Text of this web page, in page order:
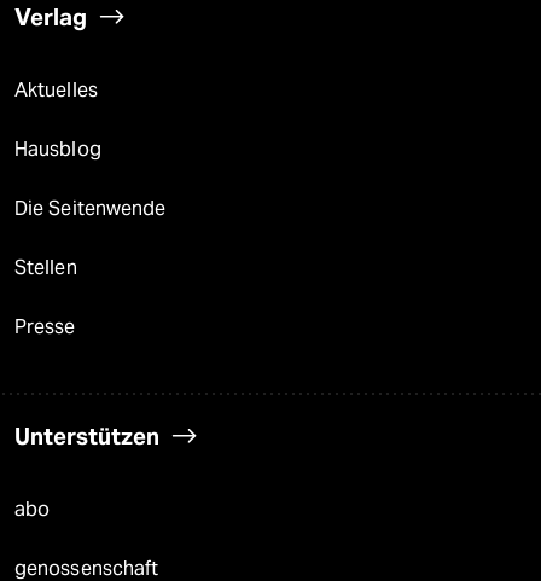
Verlag
Aktuelles
Hausblog
Die Seitenwende
Stellen
Presse
Unterstützen
abo
genossenschaft